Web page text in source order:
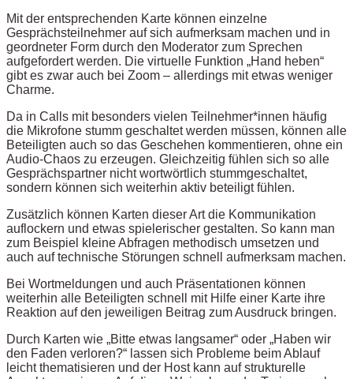
Mit der entsprechenden Karte können einzelne
Gesprächsteilnehmer auf sich aufmerksam machen und in
geordneter Form durch den Moderator zum Sprechen
aufgefordert werden. Die virtuelle Funktion „Hand heben“
gibt es zwar auch bei Zoom – allerdings mit etwas weniger
Charme.
Da in Calls mit besonders vielen Teilnehmer*innen häufig
die Mikrofone stumm geschaltet werden müssen, können alle
Beteiligten auch so das Geschehen kommentieren, ohne ein
Audio-Chaos zu erzeugen. Gleichzeitig fühlen sich so alle
Gesprächspartner nicht wortwörtlich stummgeschaltet,
sondern können sich weiterhin aktiv beteiligt fühlen.
Zusätzlich können Karten dieser Art die Kommunikation
auflockern und etwas spielerischer gestalten. So kann man
zum Beispiel kleine Abfragen methodisch umsetzen und
auch auf technische Störungen schnell aufmerksam machen.
Bei Wortmeldungen und auch Präsentationen können
weiterhin alle Beteiligten schnell mit Hilfe einer Karte ihre
Reaktion auf den jeweiligen Beitrag zum Ausdruck bringen.
Durch Karten wie „Bitte etwas langsamer“ oder „Haben wir
den Faden verloren?“ lassen sich Probleme beim Ablauf
leicht thematisieren und der Host kann auf strukturelle